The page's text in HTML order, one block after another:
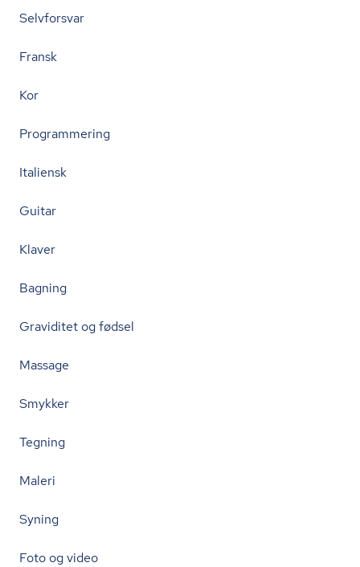
Selvforsvar
Fransk
Kor
Programmering
Italiensk
Guitar
Klaver
Bagning
Graviditet og fødsel
Massage
Smykker
Tegning
Maleri
Syning
Foto og video